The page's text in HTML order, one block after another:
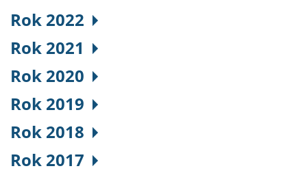
Rok 2022
Rok 2021
Rok 2020
Rok 2019
Rok 2018
Rok 2017